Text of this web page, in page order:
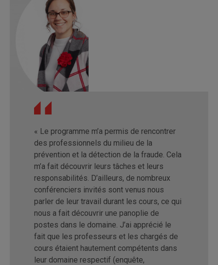
« Le programme m’a permis de rencontrer
des professionnels du milieu de la
prévention et la détection de la fraude. Cela
m’a fait découvrir leurs tâches et leurs
responsabilités. D’ailleurs, de nombreux
conférenciers invités sont venus nous
parler de leur travail durant les cours, ce qui
nous a fait découvrir une panoplie de
postes dans le domaine. J’ai apprécié le
fait que les professeurs et les chargés de
cours étaient hautement compétents dans
leur domaine respectif (enquête,